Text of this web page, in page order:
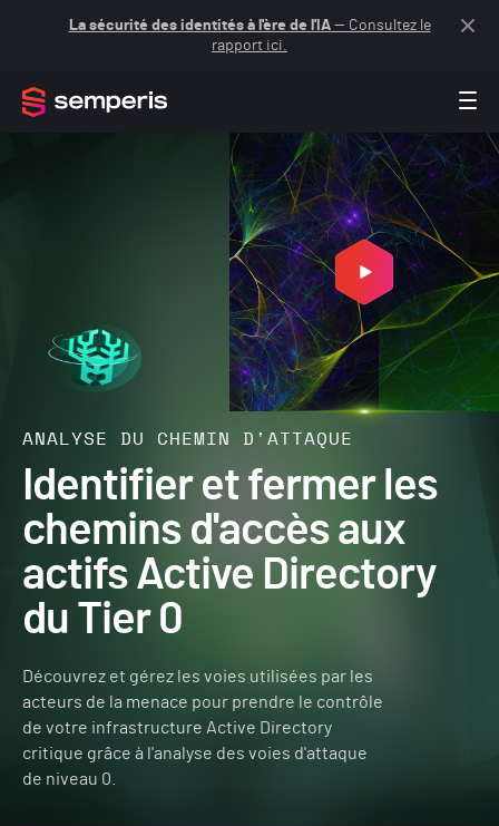
La sécurité des identités à l'ère de l'IA— Consultez le
rapport ici.
ANALYSE DU CHEMIN D'ATTAQUE
Identifier et fermer les
chemins d'accès aux
actifs Active Directory
du Tier 0
Découvrez et gérez les voies utilisées par les
acteurs de la menace pour prendre le contrôle
de votre infrastructure Active Directory
critique grâce à l'analyse des voies d'attaque
de niveau 0.